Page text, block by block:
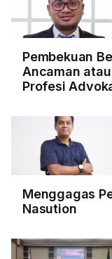
Pembekuan
Ancaman
Profesi
Menggagas
Nasution